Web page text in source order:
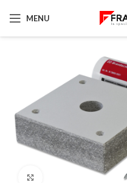
MENU
Cliquez pour agrandir